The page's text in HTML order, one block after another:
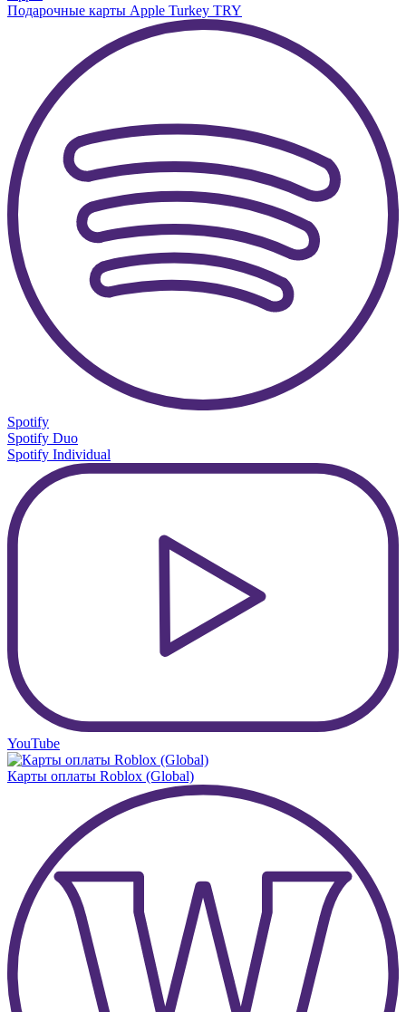
Подарочные карты Apple Turkey TRY
Spotify
Spotify Duo
Spotify Individual
YouTube
Карты оплаты Roblox (Global)